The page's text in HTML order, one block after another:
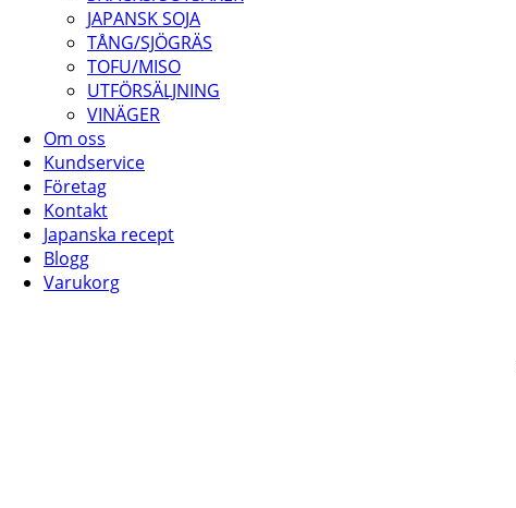
JAPANSK SOJA
TÅNG/SJÖGRÄS
TOFU/MISO
UTFÖRSÄLJNING
VINÄGER
Om oss
Kundservice
Företag
Kontakt
Japanska recept
Blogg
Varukorg